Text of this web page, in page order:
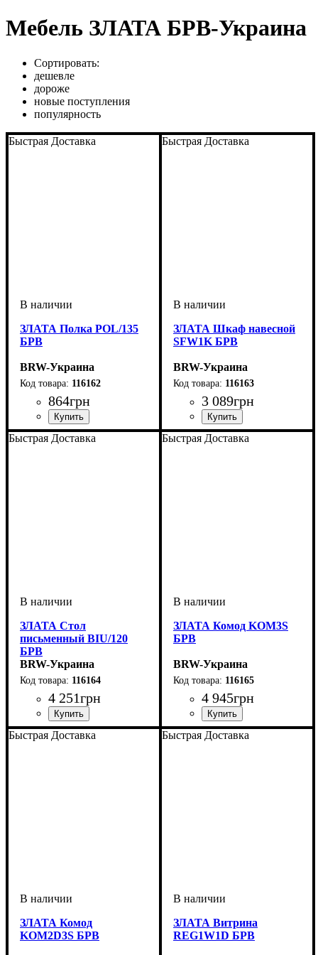
Мебель ЗЛАТА БРВ-Украина
Сортировать:
дешевле
дороже
новые поступления
популярность
Быстрая Доставка
ЗЛАТА Полка POL/135
БРВ
BRW-Украина
116162
864грн
ширина, мм: 1350
высота, мм: 200
глубина, мм: 185
Быстрая Доставка
ЗЛАТА Шкаф навесной
SFW1K БРВ
BRW-Украина
116163
3 089грн
ширина, мм: 1350
высота, мм: 370
глубина, мм: 310
Быстрая Доставка
ЗЛАТА Стол
письменный BIU/120
БРВ
BRW-Украина
116164
4 251грн
ширина, мм: 1200
высота, мм: 760
глубина, мм: 600
Быстрая Доставка
ЗЛАТА Комод KOM3S
БРВ
BRW-Украина
116165
4 945грн
ширина, мм: 950
высота, мм: 860
глубина, мм: 410
Быстрая Доставка
ЗЛАТА Комод
KOM2D3S БРВ
Быстрая Доставка
ЗЛАТА Витрина
REG1W1D БРВ